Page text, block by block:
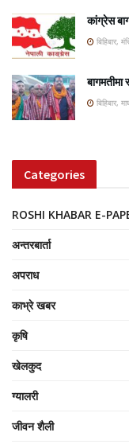
कांग्रेस
बिहिबार,
बागमतीमा
बिहिबार,
Categories
ROSHI KHABAR E-
अन्तरबार्ता
अपराध
काभ्रे खबर
कृषि
खेलकुद
ग्यालरी
जीवन शैली